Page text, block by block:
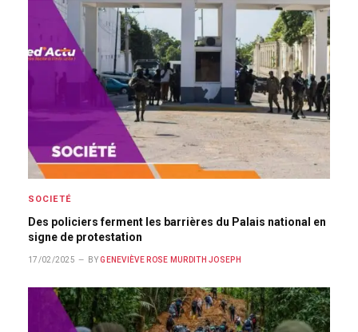
SOCIETÉ
Des policiers ferment les barrières du Palais national en
signe de protestation
17/02/2025 BY GENEVIÈVE ROSE MURDITH JOSEPH